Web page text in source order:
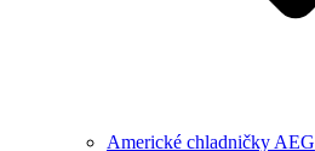
Americké chladničky AEG